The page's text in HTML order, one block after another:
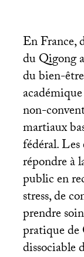
En France,
du Qigong
du bien-
non-
martiaux
fédéral.
répondre à
public en
stress, de
prendre
pratique
dissociable